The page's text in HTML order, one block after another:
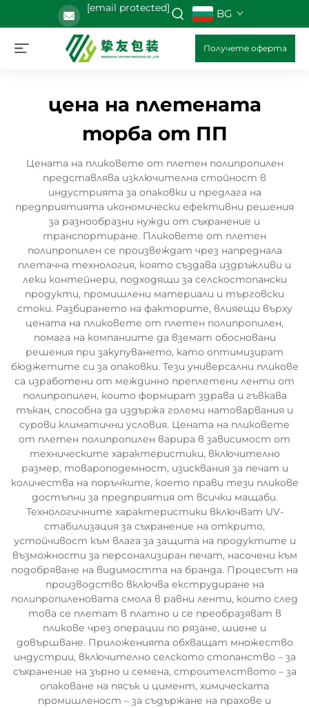
[email protected] BG
Получете оферта
цена на плетената
торба от ПП
Цената на пликовете от плетен полипропилен
представлява изключителна стойност в
индустрията за опаковки и предлага на
предприятията икономически ефективни решения
за разнообразни нужди от съхранение и
транспортиране. Пликовете от плетен
полипропилен се произвеждат чрез напреднала
плетачна технология, която създава издръжливи и
леки контейнери, подходящи за селскостопански
продукти, промишлени материали и търговски
стоки. Разбирането на факторите, влияещи върху
цената на пликовете от плетен полипропилен,
помага на компаниите да вземат обосновани
решения при закупуването, като оптимизират
бюджетите си за опаковки. Тези универсални пликове
са изработени от междинно преплетени ленти от
полипропилен, които формират здрава и гъвкава
тъкан, способна да издържа големи натоварвания и
сурови климатични условия. Цената на пликовете
от плетен полипропилен варира в зависимост от
техническите характеристики, включително
размер, товароподемност, изисквания за печат и
количества на поръчките, което прави тези пликове
достъпни за предприятия от всички мащаби.
Технологичните характеристики включват UV-
стабилизация за съхранение на открито,
устойчивост към влага за защита на продуктите и
възможности за персонализиран печат, насочени към
подобряване на видимостта на бранда. Процесът на
производство включва екструдиране на
полипропиленовата смола в равни ленти, които след
това се плетат в платно и се преобразяват в
пликове чрез операции по рязане, шиене и
довършване. Приложенията обхващат множество
индустрии, включително селското стопанство – за
съхранение на зърно и семена, строителството – за
опаковане на пясък и цимент, химическата
промишленост – за съдържане на прахове и